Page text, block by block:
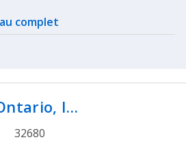
complet
I…
32680